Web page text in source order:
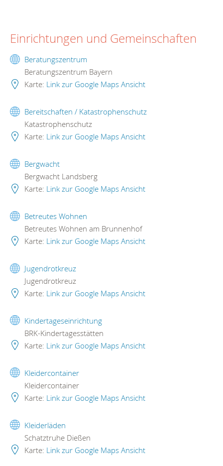
Einrichtungen und Gemeinschaften
Beratungszentrum
Beratungszentrum Bayern
Karte: Link zur Google Maps Ansicht
Bereitschaften / Katastrophenschutz
Katastrophenschutz
Karte: Link zur Google Maps Ansicht
Bergwacht
Bergwacht Landsberg
Karte: Link zur Google Maps Ansicht
Betreutes Wohnen
Betreutes Wohnen am Brunnenhof
Karte: Link zur Google Maps Ansicht
Jugendrotkreuz
Jugendrotkreuz
Karte: Link zur Google Maps Ansicht
Kindertageseinrichtung
BRK-Kindertagesstätten
Karte: Link zur Google Maps Ansicht
Kleidercontainer
Kleidercontainer
Karte: Link zur Google Maps Ansicht
Kleiderläden
Schatztruhe Dießen
Karte: Link zur Google Maps Ansicht